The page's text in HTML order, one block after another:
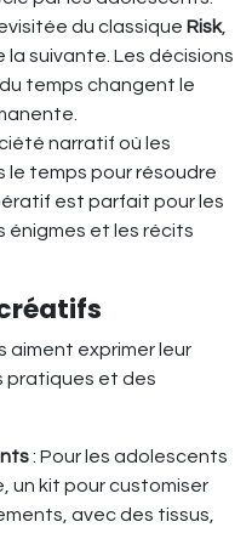
du classique Risk,
suivante. Les décisions
temps changent le
narratif où les
le temps pour résoudre
est parfait pour les
énigmes et les récits
aiment exprimer leur
pratiques et des
: Pour les adolescents
un kit pour customiser
avec des tissus,